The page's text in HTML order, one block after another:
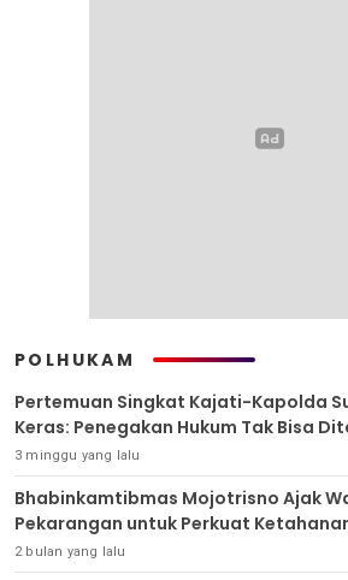
POLHUKAM
Pertemuan Singkat Kajati-Kapolda
Keras: Penegakan Hukum Tak Bisa
3 minggu yang lalu
Bhabinkamtibmas Mojotrisno Ajak
Pekarangan untuk Perkuat
2 bulan yang lalu